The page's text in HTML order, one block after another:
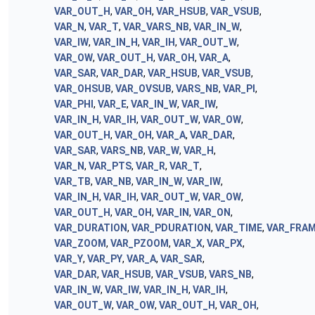
VAR_OUT_H, VAR_OH, VAR_HSUB, VAR_VSUB,
VAR_N, VAR_T, VAR_VARS_NB, VAR_IN_W,
VAR_IW, VAR_IN_H, VAR_IH, VAR_OUT_W,
VAR_OW, VAR_OUT_H, VAR_OH, VAR_A,
VAR_SAR, VAR_DAR, VAR_HSUB, VAR_VSUB,
VAR_OHSUB, VAR_OVSUB, VARS_NB, VAR_PI ,
VAR_PHI , VAR_E, VAR_IN_W, VAR_IW,
VAR_IN_H, VAR_IH, VAR_OUT_W, VAR_OW,
VAR_OUT_H, VAR_OH, VAR_A, VAR_DAR,
VAR_SAR, VARS_NB, VAR_W, VAR_H,
VAR_N, VAR_PTS, VAR_R, VAR_T,
VAR_TB, VAR_NB, VAR_IN_W, VAR_IW,
VAR_IN_H, VAR_IH, VAR_OUT_W, VAR_OW,
VAR_OUT_H, VAR_OH, VAR_IN, VAR_ON,
VAR_DURATION, VAR_PDURATION, VAR_TIME,
VAR_ZOOM, VAR_PZOOM, VAR_X, VAR_PX,
VAR_Y, VAR_PY, VAR_A, VAR_SAR,
VAR_DAR, VAR_HSUB, VAR_VSUB, VARS_NB,
VAR_IN_W, VAR_IW, VAR_IN_H, VAR_IH,
VAR_OUT_W, VAR_OW, VAR_OUT_H, VAR_OH,